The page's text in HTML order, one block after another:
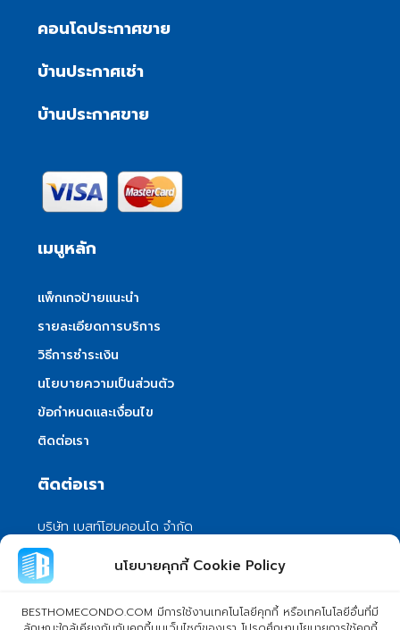
นโยบายคุกกี้ Cookie Policy
BESTHOMECONDO.COM มีการใช้งานเทคโนโลยีคุกกี้ หรือเทคโนโลยีอื่นที่มี
คอนโดประกาศขาย
บ้านประกาศเช่า
บ้านประกาศขาย
เมนูหลัก
แพ็กเกจป้ายแนะนำ
รายละเอียดการบริการ
วิธีการชำระเงิน
นโยบายความเป็นส่วนตัว
ข้อกำหนดและเงื่อนไข
ติดต่อเรา
ติดต่อเรา
บริษัท เบสท์โฮมคอนโด จำกัด
101/399 หมู่ 7 แขวงลําผักชี เขตหนองจอก
กรุงเทพมหานคร 10530
info@besthomecondo.com